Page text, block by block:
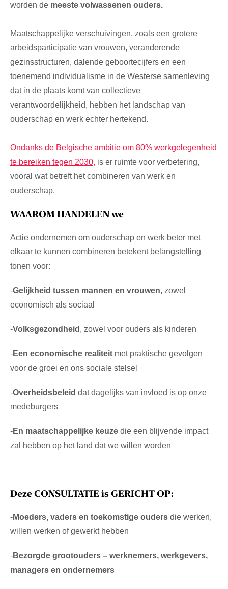
worden de meeste volwassenen ouders.
Maatschappelijke verschuivingen, zoals een grotere
arbeidsparticipatie van vrouwen, veranderende
gezinsstructuren, dalende geboortecijfers en een
toenemend individualisme in de Westerse samenleving
dat in de plaats komt van collectieve
verantwoordelijkheid, hebben het landschap van
ouderschap en werk echter hertekend.
Ondanks de Belgische ambitie om 80% werkgelegenheid
te bereiken tegen 2030, is er ruimte voor verbetering,
vooral wat betreft het combineren van werk en
ouderschap.
WAAROM HANDELEN we
Actie ondernemen om ouderschap en werk beter met
elkaar te kunnen combineren betekent belangstelling
tonen voor:
-Gelijkheid tussen mannen en vrouwen, zowel
economisch als sociaal
-Volksgezondheid , zowel voor ouders als kinderen
-Een economische realiteit met praktische gevolgen
voor de groei en ons sociale stelsel
-Overheidsbeleid dat dagelijks van invloed is op onze
medeburgers
-En maatschappelijke keuze die een blijvende impact
zal hebben op het land dat we willen worden
Deze CONSULTATIE is GERICHT OP:
-Moeders, vaders en toekomstige ouders die werken,
willen werken of gewerkt hebben
-Bezorgde grootouders – werknemers, werkgevers,
managers en ondernemers